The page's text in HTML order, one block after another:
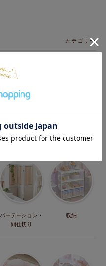
カテゴリー
ソファー・
ソファーベッド
パーテーション・
間仕切り
収納